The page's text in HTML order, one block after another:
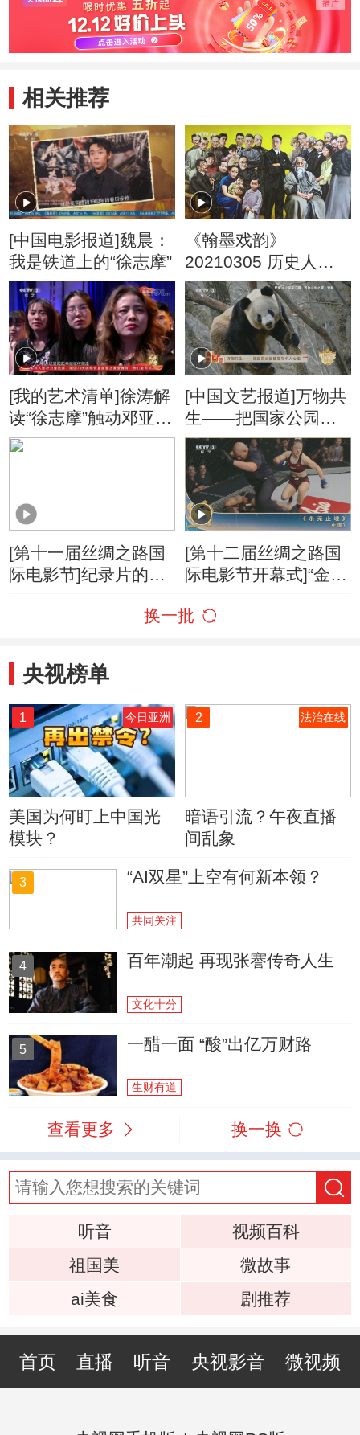
相关推荐
[中国电影报道]魏晨：
我是铁道上的“徐志摩”
《翰墨戏韵》
20210305 历史人物
油画 徐志摩和他同时
代的人（二十二）
[我的艺术清单]徐涛解
读“徐志摩”触动邓亚萍
回想起剑桥读书生活
[中国文艺报道]万物共
生——把国家公园建
在每个人心里
[第十一届丝绸之路国
际电影节]纪录片的推
[第十二届丝绸之路国
际电影节开幕式]“金丝
动画片名单
换一批
央视榜单
1 今日亚洲
美国为何盯上中国光
模块？
2 法治在线
暗语引流？午夜直播
间乱象
3 “AI双星”上空有何新本领？
共同关注
4 百年潮起 再现张謇传奇人生
文化十分
5 一醋一面 “酸”出亿万财路
生财有道
查看更多 换一换
听音
视频百科
祖国美
微故事
ai美食
剧推荐
首页 直播 听音 央视影音 微视频